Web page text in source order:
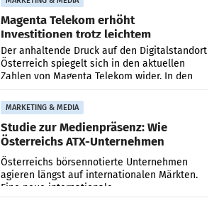
Magenta Telekom erhöht
Investitionen trotz leichtem
Umsatzrückgang
Der anhaltende Druck auf den Digitalstandort
Österreich spiegelt sich in den aktuellen
Zahlen von Magenta Telekom wider. In den
ersten sechs Monaten des laufenden Jahres
verzeichnete
MARKETING & MEDIA
Studie zur Medienpräsenz: Wie
Österreichs ATX-Unternehmen
international wahrgenommen
werden
Österreichs börsennotierte Unternehmen
agieren längst auf internationalen Märkten.
Eine neue internationale